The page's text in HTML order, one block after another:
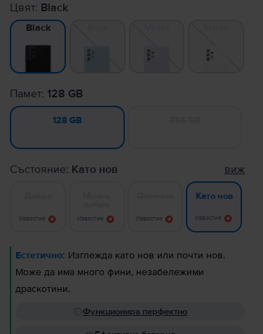
Цвят: Black
Black
Памет: 128 GB
128 GB
Състояние: Като нов виж
Известие Известие Известие
Като нов
Известие
Естетично: Изглежда като нов или почти нов.
Може да има много фини, незабележими
драскотини.
Функционира перфектно